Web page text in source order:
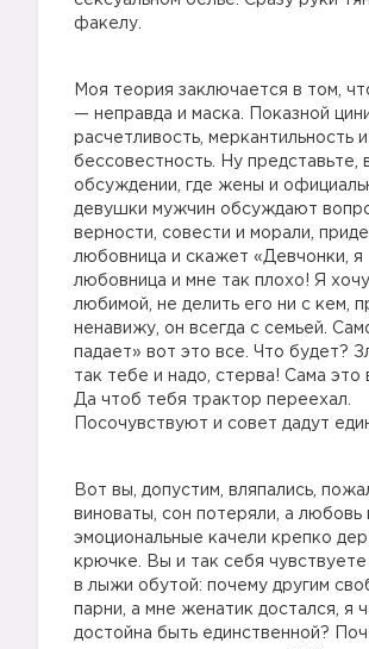
факелу.
Моя теория заключается в том,
— неправда и маска. Показной
расчетливость, меркантильность и
бессовестность. Ну представьте,
обсуждении, где жены и
девушки мужчин обсуждают
верности, совести и морали,
любовница и скажет «Девчонки, я
любовница и мне так плохо! Я
любимой, не делить его ни с кем,
ненавижу, он всегда с семьей.
падает» вот это все. Что будет?
так тебе и надо, стерва! Сама это
Да чтоб тебя трактор переехал.
Посочувствуют и совет дадут
Вот вы, допустим, вляпались,
виноваты, сон потеряли, а любовь
эмоциональные качели крепко
крючке. Вы и так себя чувствуете
в лыжи обутой: почему другим
парни, а мне женатик достался, я
достойна быть единственной?